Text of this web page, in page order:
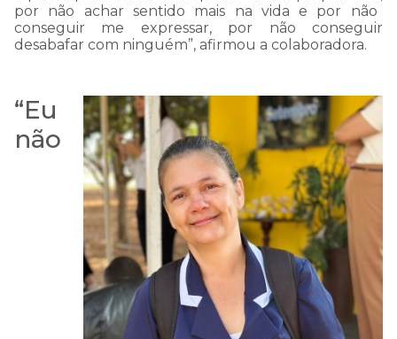
por não achar sentido mais na vidae por não
conseguir me expressar, por não conseguir
desabafar com ninguém”, afirmou a colaboradora.
“Eu
não